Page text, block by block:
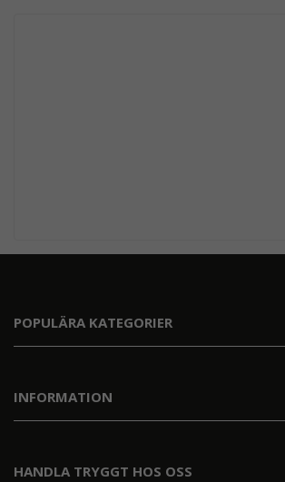
POPULÄRA KATEGORIER
INFORMATION
HANDLA TRYGGT HOS OSS